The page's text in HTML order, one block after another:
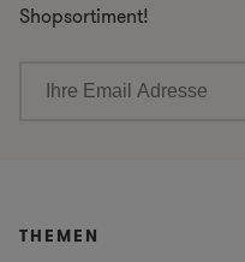
Shopsortiment!
THEMEN